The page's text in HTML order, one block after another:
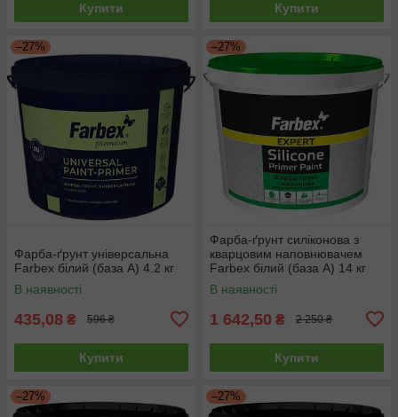
Купити Купити
–27%
Фарба-ґрунт універсальна
Farbex білий (база А) 4.2 кг
В наявності
435,08 ₴ 596 ₴
Купити
–27%
Фарба-ґрунт силіконова з
кварцовим наповнювачем
Farbex білий (база А) 14 кг
В наявності
1 642,50 ₴ 2 250 ₴
Купити
–27% –27%